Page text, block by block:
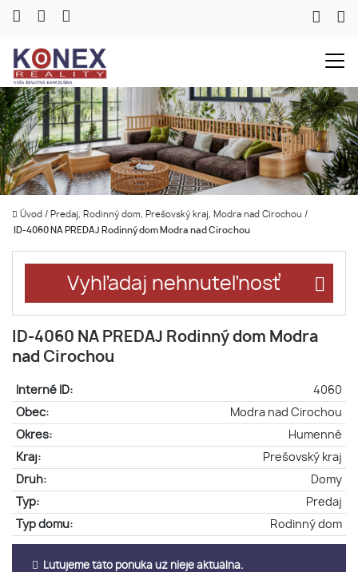
Úvod / Predaj, Rodinný dom, Prešovský kraj, Modra nad Cirochou /
ID-4060 NA PREDAJ Rodinný dom Modra nad Cirochou
Vyhľadaj nehnuteľnosť
ID-4060 NA PREDAJ Rodinný dom Modra
nad Cirochou
Interné ID:
4060
Obec:
Modra nad Cirochou
Okres:
Humenné
Kraj:
Prešovský kraj
Druh:
Domy
Typ:
Predaj
Typ domu:
Rodinný dom
Ľutujeme táto ponuka už nieje aktuálna.